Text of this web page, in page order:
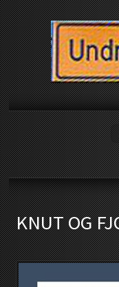
KNUT OG